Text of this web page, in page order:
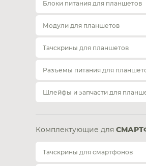
Блоки питания для планшетов
Модули для планшетов
Тачскрины для планшетов
Разъемы питания для
Шлейфы и запчасти для
Комплектующие для
Тачскрины для смартфонов